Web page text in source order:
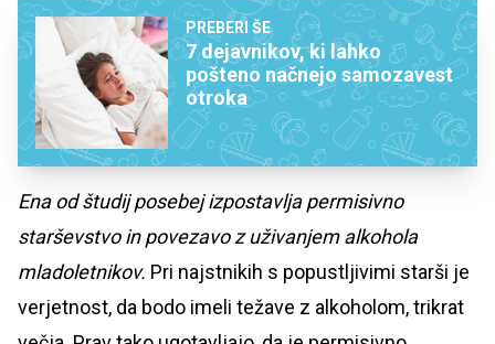
PREBERI ŠE
7 dejavnikov, ki lahko
pošteno načnejo samozavest
otroka
Ena od študij posebej izpostavlja permisivno
starševstvo in povezavo z uživanjem alkohola
mladoletnikov. Pri najstnikih s popustljivimi starši je
verjetnost, da bodo imeli težave z alkoholom, trikrat